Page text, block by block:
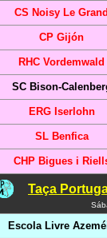
CS Noisy Le
CP Gijón
RHC Vordemwald
SC Bison-
ERG Iserlohn
SL Benfica
CHP Bigues i
Taça
Escola Livre